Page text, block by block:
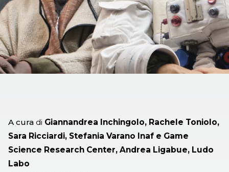
A cura di Giannandrea Inchingolo, Rachele Toniolo,
Sara Ricciardi, Stefania Varano Inaf e Game
Science Research Center, Andrea Ligabue, Ludo
Labo